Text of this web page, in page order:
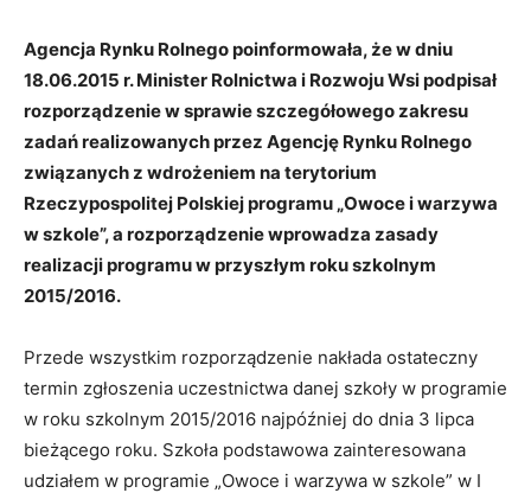
Agencja Rynku Rolnego poinformowała, że w dniu
18.06.2015 r. Minister Rolnictwa i Rozwoju Wsi podpisał
rozporządzenie w sprawie szczegółowego zakresu
zadań realizowanych przez Agencję Rynku Rolnego
związanych z wdrożeniem na terytorium
Rzeczypospolitej Polskiej programu „Owoce i warzywa
w szkole”, a rozporządzenie wprowadza zasady
realizacji programu w przyszłym roku szkolnym
2015/2016.
Przede wszystkim rozporządzenie nakłada ostateczny
termin zgłoszenia uczestnictwa danej szkoły w programie
w roku szkolnym 2015/2016 najpóźniej do dnia 3 lipca
bieżącego roku. Szkoła podstawowa zainteresowana
udziałem w programie „Owoce i warzywa w szkole” w I